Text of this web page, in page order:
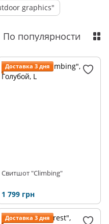
graphics"
По популярности
Доставка 3 дня
Свитшот "Climbing"
1 799 грн
Доставка 3 дня